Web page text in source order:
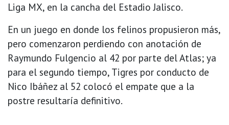
Liga MX, en la cancha del Estadio Jalisco.
En un juego en donde los felinos propusieron más,
pero comenzaron perdiendo con anotación de
Raymundo Fulgencio al 42 por parte del Atlas; ya
para el segundo tiempo, Tigres por conducto de
Nico Ibáñez al 52 colocó el empate que a la
postre resultaría definitivo.